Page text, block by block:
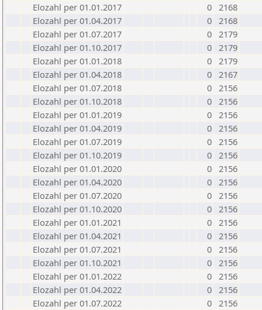
Elozahl per 01.01.2017
0 2168
Elozahl per 01.04.2017
0 2168
Elozahl per 01.07.2017
0 2179
Elozahl per 01.10.2017
0 2179
Elozahl per 01.01.2018
0 2179
Elozahl per 01.04.2018
0 2167
Elozahl per 01.07.2018
0 2156
Elozahl per 01.10.2018
0 2156
Elozahl per 01.01.2019
0 2156
Elozahl per 01.04.2019
0 2156
Elozahl per 01.07.2019
0 2156
Elozahl per 01.10.2019
0 2156
Elozahl per 01.01.2020
0 2156
Elozahl per 01.04.2020
0 2156
Elozahl per 01.07.2020
0 2156
Elozahl per 01.10.2020
0 2156
Elozahl per 01.01.2021
0 2156
Elozahl per 01.04.2021
0 2156
Elozahl per 01.07.2021
0 2156
Elozahl per 01.10.2021
0 2156
Elozahl per 01.01.2022
0 2156
Elozahl per 01.04.2022
0 2156
Elozahl per 01.07.2022
0 2156